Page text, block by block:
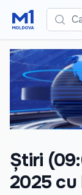
Caută
Știri
2025